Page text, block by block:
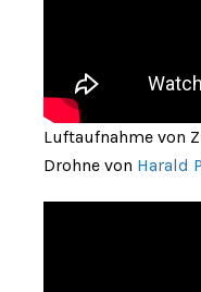
Luftaufnahme von
Drohne von Harald